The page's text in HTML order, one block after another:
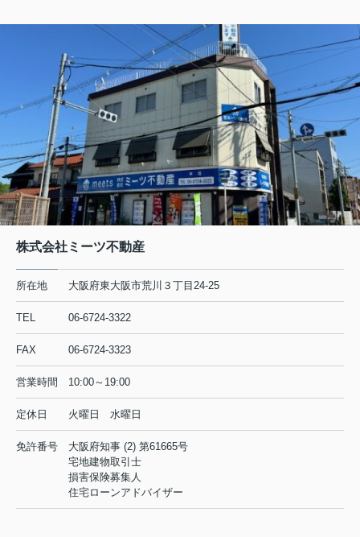
株式会社ミーツ不動産
所在地 大阪府東大阪市荒川３丁目24-25
TEL 06-6724-3322
FAX 06-6724-3323
営業時間 10:00～19:00
定休日 火曜日 水曜日
免許番号
大阪府知事 (2) 第61665号
宅地建物取引士
損害保険募集人
住宅ローンアドバイザー